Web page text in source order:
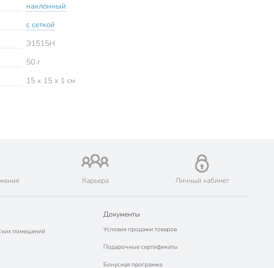
наклонный
с сеткой
Э1515Н
50 г
15 x 15 x 1 см
Карьера Личный кабинет
помещений
Документы
Условия продажи товаров
Подарочные сертификаты
Бонусная программа